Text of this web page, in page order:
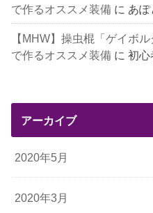
で作るオススメ装備 に あぽ
【MHW】操虫棍「ゲイボ
で作るオススメ装備 に初心
アーカイブ
2020年5月
2020年3月